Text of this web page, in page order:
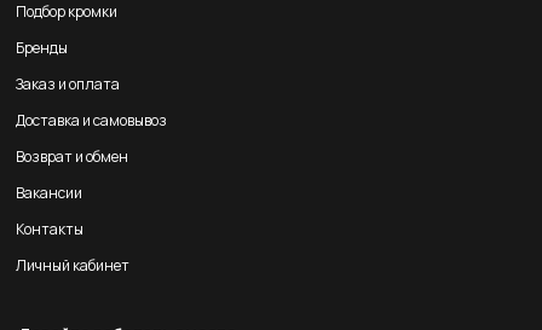
Подбор кромки
Бренды
Заказ и оплата
Доставка и самовывоз
Возврат и обмен
Вакансии
Контакты
Личный кабинет